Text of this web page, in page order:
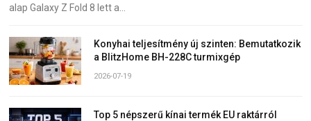
alap Galaxy Z Fold 8 lett a…
Konyhai teljesítmény új szinten: Bemutatkozik
a BlitzHome BH-228C turmixgép
2026-07-19
Top 5 népszerű kínai termék EU raktárról